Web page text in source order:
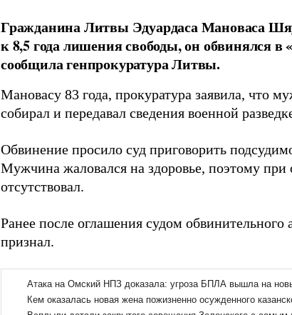
Гражданина Литвы Эдуардаса Мановаса
к 8,5 года лишения свободы, он обвинялся
сообщила генпрокуратура Литвы.
Мановасу 83 года, прокуратура заявила, что
собирал и передавал сведения военной
Обвинение просило суд приговорить
Мужчина жаловался на здоровье, поэтому при
отсутствовал.
Ранее после оглашения судом
признал.